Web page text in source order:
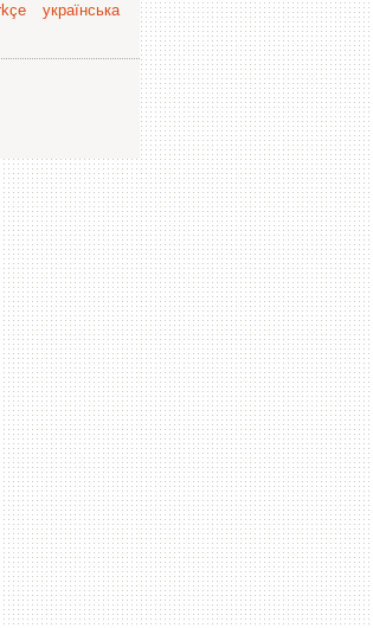
українська